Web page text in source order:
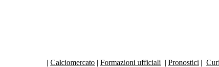
| Calciomercato | Formazioni ufficiali | Pronostici |